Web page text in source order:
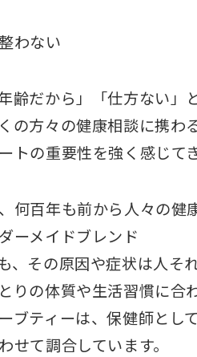
わない
齢だから」「仕方ない」
の方々の健康相談に携わ
トの重要性を強く感じて
何百年も前から人々の健
ーメイドブレンド
、その原因や症状は人そ
りの体質や生活習慣に合
ブティーは、保健師とし
せて調合しています。